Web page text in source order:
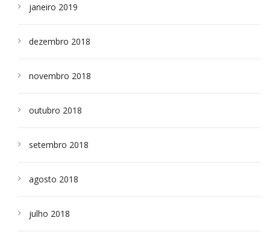
janeiro 2019
dezembro 2018
novembro 2018
outubro 2018
setembro 2018
agosto 2018
julho 2018